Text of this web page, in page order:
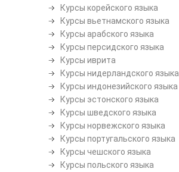
Курсы корейского языка
Курсы вьетнамского языка
Курсы арабского языка
Курсы персидского языка
Курсы иврита
Курсы нидерландского языка
Курсы индонезийского языка
Курсы эстонского языка
Курсы шведского языка
Курсы норвежского языка
Курсы португальского языка
Курсы чешского языка
Курсы польского языка